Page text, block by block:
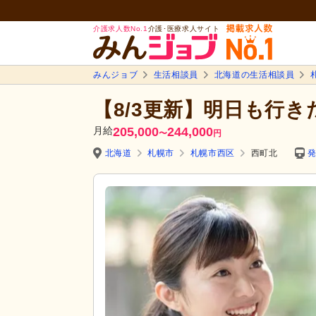
介護求人数No.1 介護･医療求人サイト
みんジョブ 生活相談員 北海道の生活相談員
【8/3更新】明日も行
月給205,000〜244,000円
北海道
札幌市 札幌市西区 西町北